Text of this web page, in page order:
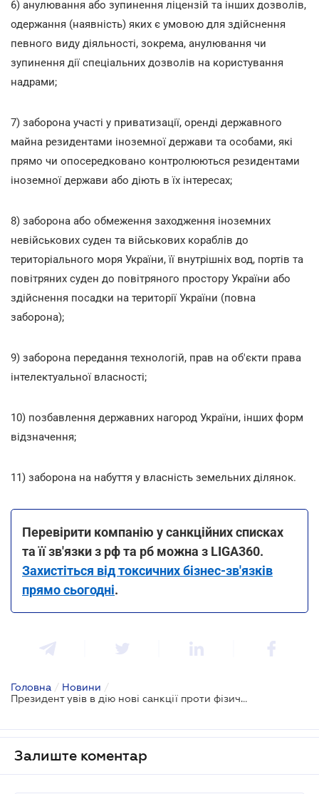
6) анулювання або зупинення ліцензій та інших дозволів,
одержання (наявність) яких є умовою для здійснення
певного виду діяльності, зокрема, анулювання чи
зупинення дії спеціальних дозволів на користування
надрами;
7) заборона участі у приватизації, оренді державного
майна резидентами іноземної держави та особами, які
прямо чи опосередковано контролюються резидентами
іноземної держави або діють в їх інтересах;
8) заборона або обмеження заходження іноземних
невійськових суден та військових кораблів до
територіального моря України, її внутрішніх вод, портів та
повітряних суден до повітряного простору України або
здійснення посадки на території України (повна
заборона);
9) заборона передання технологій, прав на об'єкти права
інтелектуальної власності;
10) позбавлення державних нагород України, інших форм
відзначення;
11) заборона на набуття у власність земельних ділянок.
Перевірити компанію у санкційних списках
та її зв'язки з рф та рб можна з LIGA360.
Захистіться від токсичних бізнес-зв'язків
прямо сьогодні.
Головна / Новини /
Президент увів в дію нові санкції проти фізичних та юридичних осіб
Залиште коментар